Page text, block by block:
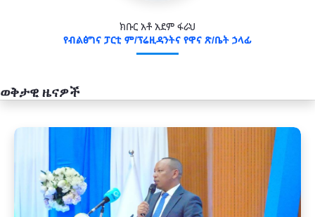
ክቡር አቶ አደም ፋራህ
የብልፅግና ፓርቲ ም/ፕሬዚዳንትና የዋና ጽ/ቤት ኃላፊ
ወቅታዊ ዜናዎች